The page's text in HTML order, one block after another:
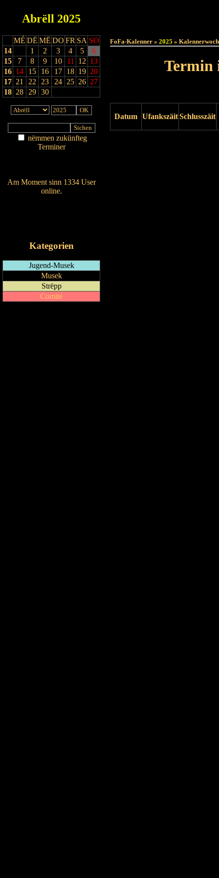
Abrëll 2025
MÉ DË MË DO FR SA SO
14
1 2 3 4 5
6
15
7 8 9 10 11 12 13
16 14 15 16 17 18 19 20
17 21 22 23 24 25 26 27
18 28 29 30
nëmmen zukünfteg
Terminer
Am Moment sinn 1334 User
online.
Kategorien
Jugend-Musek
Musek
Strëpp
Comité
FoFa-Kalenner » 2025 »
Termin
Datum UfankszäitSchlusszäit